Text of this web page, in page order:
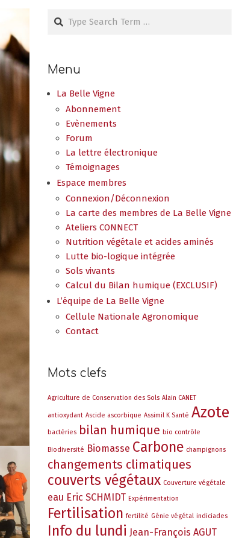
Search
Menu
La Belle Vigne
Abonnement
Evènements
Forum
La lettre électronique
Témoignages
Espace membres
Connexion/Déconnexion
La carte des membres de La Belle Vigne
Ateliers CONNECT
Nutrition végétale et acides aminés
Lutte bio-logique intégrée
Sols vivants
Calcul du Bilan humique (EXCLUSIF)
L’équipe de La Belle Vigne
Cellule Nationale Agronomique
Contact
Mots clefs
Agriculture de Conservation des Sols Alain CANET
antioxydant Ascide ascorbique Assimil K Santé Azote
bactéries bilan humique bio contrôle
Biodiversité Biomasse Carbone champignons
changements climatiques
couverts végétaux Couverture végétale
eau Eric SCHMIDT Expérimentation
Fertilisation fertilité Génie végétal indiciades
Info du lundi Jean-François AGUT